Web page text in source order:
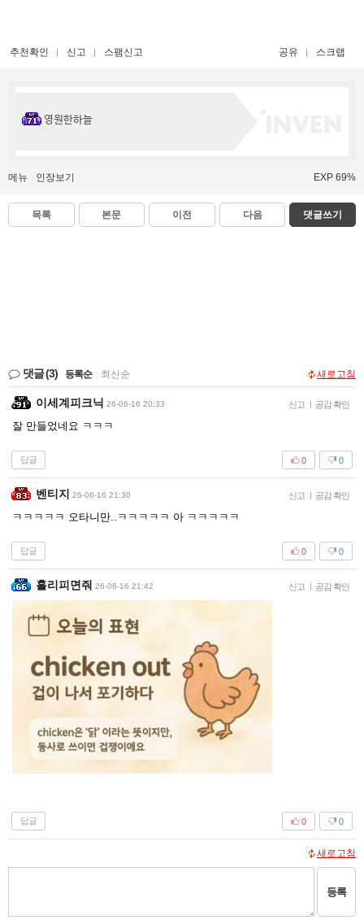
추천확인 신고 스팸신고 공유 스크랩
영원한하늘
메뉴 인장보기 EXP 69%
목록 본문 이전 다음 댓글쓰기
댓글(3) 등록순 최신순 새로고침
이세계피크닉 26-06-16 20:33 신고 | 공감 확인
잘 만들었네요 ㅋㅋㅋ
답글 0
0
벤티지 26-06-16 21:30 신고 | 공감 확인
ㅋㅋㅋㅋㅋ 오타니만..ㅋㅋㅋㅋㅋ 아 ㅋㅋㅋㅋㅋ
답글 0
0
홀리피면줘 26-06-16 21:42 신고 | 공감 확인
답글 0
0
새로고침
등록